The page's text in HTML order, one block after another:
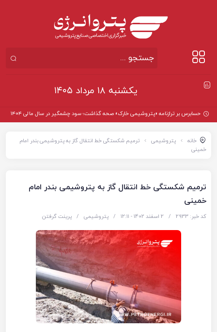
یکشنبه ۱۸ مرداد ۱۴۰۵
حسابرس بر ترازنامه «پتروشیمی خارک» صحه گذاشت؛ سود چشمگیر در سال مالی ۱۴۰۴
خانه پتروشیمی
ترمیم شکستگی خط انتقال گاز به پتروشیمی بندر امام
خمینی
ترمیم شکستگی خط انتقال گاز به پتروشیمی بندر امام
خمینی
کد خبر: 2933 / 2 اسفند 1402 - ۱۲:۱۱ / پتروشیمی / پرینت گرفتن